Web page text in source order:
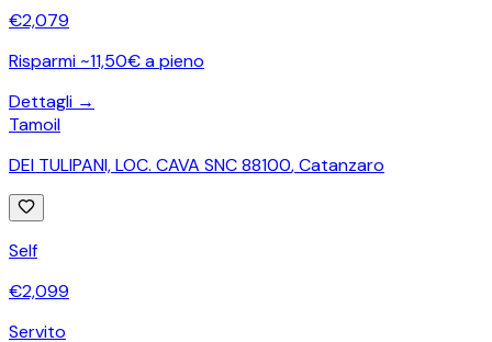
€2,079
Risparmi ~11,50€ a pieno
Dettagli →
Tamoil
DEI TULIPANI, LOC. CAVA SNC 88100,Catanzaro
Self
€2,099
Servito